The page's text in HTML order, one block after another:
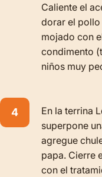
Caliente el
dorar el
mojado con
condimento
niños muy
En la terrina
superpone
agregue
papa. Cierre
con el